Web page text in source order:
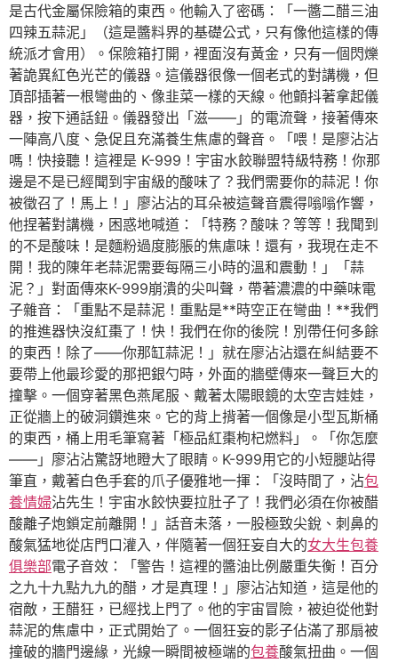
是古代金屬保險箱的東西。他輸入了密碼：「一醬二醋三油
四辣五蒜泥」（這是醬料界的基礎公式，只有像他這樣的傳
統派才會用）。保險箱打開，裡面沒有黃金，只有一個閃爍
著詭異紅色光芒的儀器。這儀器很像一個老式的對講機，但
頂部插著一根彎曲的、像韭菜一樣的天線。他顫抖著拿起儀
器，按下通話鈕。儀器發出「滋——」的電流聲，接著傳來
一陣高八度、急促且充滿養生焦慮的聲音。「喂！是廖沾沾
嗎！快接聽！這裡是 K-999！宇宙水餃聯盟特級特務！你那
邊是不是已經聞到宇宙級的酸味了？我們需要你的蒜泥！你
被徵召了！馬上！」廖沾沾的耳朵被這聲音震得嗡嗡作響，
他捏著對講機，困惑地喊道：「特務？酸味？等等！我聞到
的不是酸味！是麵粉過度膨脹的焦慮味！還有，我現在走不
開！我的陳年老蒜泥需要每隔三小時的溫和震動！」「蒜
泥？」對面傳來K-999崩潰的尖叫聲，帶著濃濃的中藥味電
子雜音：「重點不是蒜泥！重點是**時空正在彎曲！**我們
的推進器快沒紅棗了！快！我們在你的後院！別帶任何多餘
的東西！除了——你那缸蒜泥！」就在廖沾沾還在糾結要不
要帶上他最珍愛的那把銀勺時，外面的牆壁傳來一聲巨大的
撞擊。一個穿著黑色燕尾服、戴著太陽眼鏡的太空吉娃娃，
正從牆上的破洞鑽進來。它的背上揹著一個像是小型瓦斯桶
的東西，桶上用毛筆寫著「極品紅棗枸杞燃料」。「你怎麼
——」廖沾沾驚訝地瞪大了眼睛。K-999用它的小短腿站得
筆直，戴著白色手套的爪子優雅地一揮：「沒時間了，沾包
養情婦沾先生！宇宙水餃快要拉肚子了！我們必須在你被醋
酸離子炮鎖定前離開！」話音未落，一股極致尖銳、刺鼻的
酸氣猛地從店門口灌入，伴隨著一個狂妄自大的女大生包養
俱樂部電子音效：「警告！這裡的醬油比例嚴重失衡！百分
之九十九點九九的醋，才是真理！」廖沾沾知道，這是他的
宿敵，王醋狂，已經找上門了。他的宇宙冒險，被迫從他對
蒜泥的焦慮中，正式開始了。一個狂妄的影子佔滿了那扇被
撞破的牆門邊緣，光線一瞬間被極端的包養酸氣扭曲。一個